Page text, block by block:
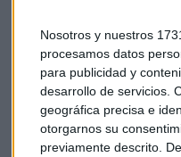
Nosotros y nuestros
procesamos datos
para publicidad y
desarrollo de servicios.
geográfica precisa e
otorgarnos su
previamente descrito.